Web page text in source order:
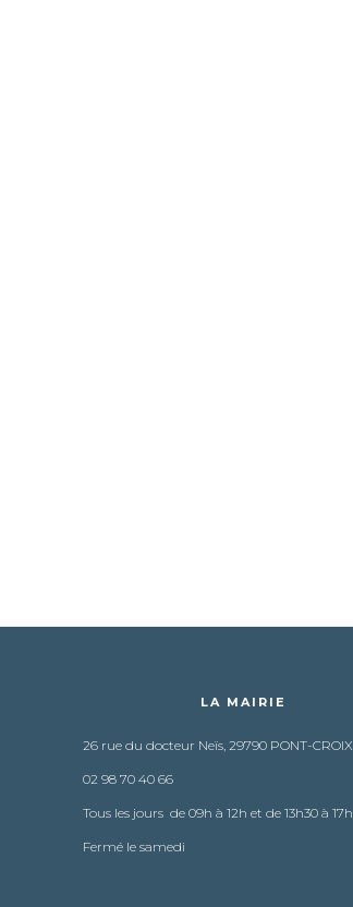
LA MAIRIE
26 rue du docteur Neïs, 29790 PONT-CROIX
02 98 70 40 66
Tous les jours de 09h à 12h et de 13h30 à 17h
Fermé le samedi